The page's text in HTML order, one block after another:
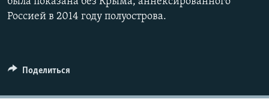
Россией в 2014 году полуострова.
Поделиться